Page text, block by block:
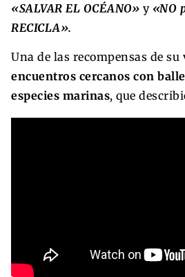
«SALVAR EL OCÉANO» y «NO
RECICLA».
Una de las recompensas de
encuentros cercanos con
especies marinas, que